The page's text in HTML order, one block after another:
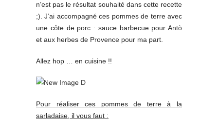
n’est pas le résultat souhaité dans cette recette
;). J’ai accompagné ces pommes de terre avec
une côte de porc : sauce barbecue pour Antò
et aux herbes de Provence pour ma part.
Allez hop … en cuisine !!
Pour réaliser ces pommes de terre à la
sarladaise, il vous faut :